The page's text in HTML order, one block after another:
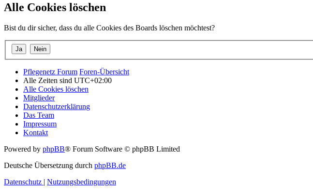
Alle Cookies löschen
Bist du dir sicher, dass du alle Cookies des Boards löschen möchtest?
Pflegenetz Forum Foren-Übersicht
Alle Zeiten sind UTC+02:00
Alle Cookies löschen
Mitglieder
Datenschutzerklärung
Das Team
Impressum
Kontakt
Powered by phpBB® Forum Software © phpBB Limited
Deutsche Übersetzung durch phpBB.de
Datenschutz | Nutzungsbedingungen